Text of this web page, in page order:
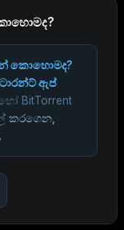
කොහොමද?
ඇප්
BitTorrent
කරගෙන,